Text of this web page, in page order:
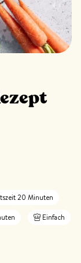
20 Minuten
Einfach